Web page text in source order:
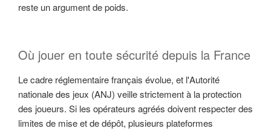
reste un argument de poids.
Où jouer en toute sécurité depuis la France
Le cadre réglementaire français évolue, et l'Autorité
nationale des jeux (ANJ) veille strictement à la protection
des joueurs. Si les opérateurs agréés doivent respecter des
limites de mise et de dépôt, plusieurs plateformes